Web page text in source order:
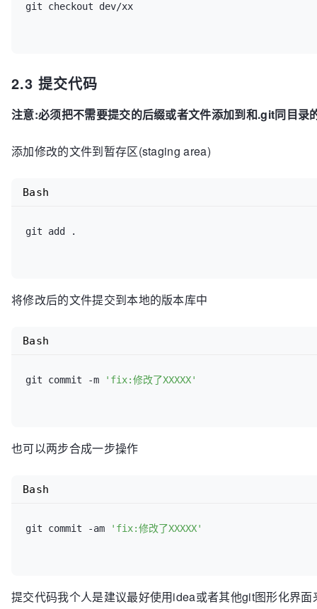
git checkout dev/xx
2.3 提交代码
注意:必须把不需要提交的后缀或者文件添加到和.git同目
添加修改的文件到暂存区(staging area)
git add .
Bash
将修改后的文件提交到本地的版本库中
git commit -m 'fix:修改了XXXXX'
Bash
也可以两步合成一步操作
git commit -am 'fix:修改了XXXXX'
Bash
提交代码我个人是建议最好使用idea或者其他git图形化界